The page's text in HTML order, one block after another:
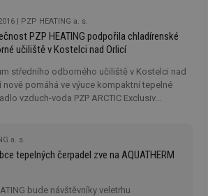
jsou již v nabídce z minulých let, nyní byly však
udržení vysokého standardu kvality
PZP HEATING a. s.
PZP HEATING podpořila chladírenské
učiliště v Kostelci nad Orlicí
středního odborného učiliště v Kostelci nad
nově pomáhá ve výuce kompaktní tepelné
vzduch-voda PZP ARCTIC Exclusiv
online diagnostiky simulovaných závad.
a. s.
tepelných čerpadel zve na AQUATHERM
bude návštěvníky veletrhu